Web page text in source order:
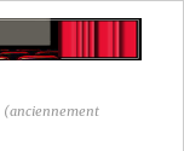
(anciennement